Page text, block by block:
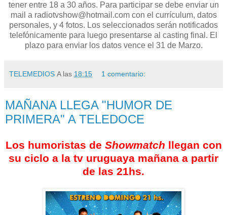
tener entre 18 a 30 años. Para participar se debe enviar un
mail a radiotvshow@hotmail.com con el currículum, datos
personales, y 4 fotos. Los seleccionados serán notificados
telefónicamente para luego presentarse al casting final. El
plazo para enviar los datos vence el 31 de Marzo.
TELEMEDIOS A las 18:15 1 comentario:
MAÑANA LLEGA "HUMOR DE
PRIMERA" A TELEDOCE
Los humoristas de Showmatch llegan con
su ciclo a la tv uruguaya mañana a partir
de las 21hs.